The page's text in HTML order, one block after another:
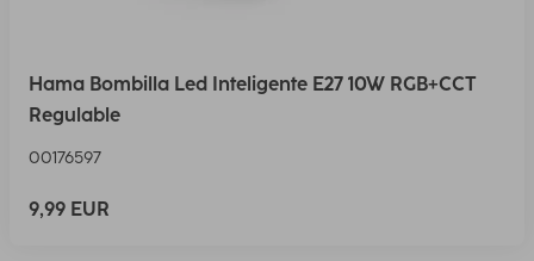
Hama Bombilla Led Inteligente E27 10W RGB+CCT
Regulable
00176597
9,99 EUR